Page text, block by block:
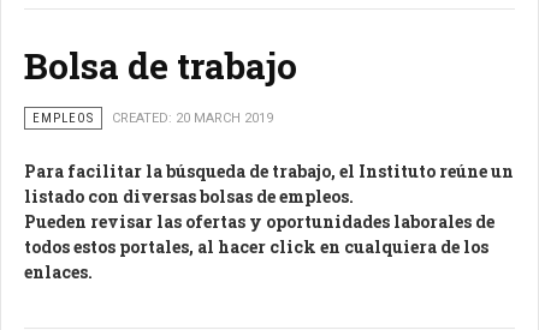
Bolsa de trabajo
EMPLEOS CREATED: 20 MARCH 2019
Para facilitar la búsqueda de trabajo, el Instituto reúne un
listado con diversas bolsas de empleos.
Pueden revisar las ofertas y oportunidades laborales de
todos estos portales, al hacer click en cualquiera de los
enlaces.